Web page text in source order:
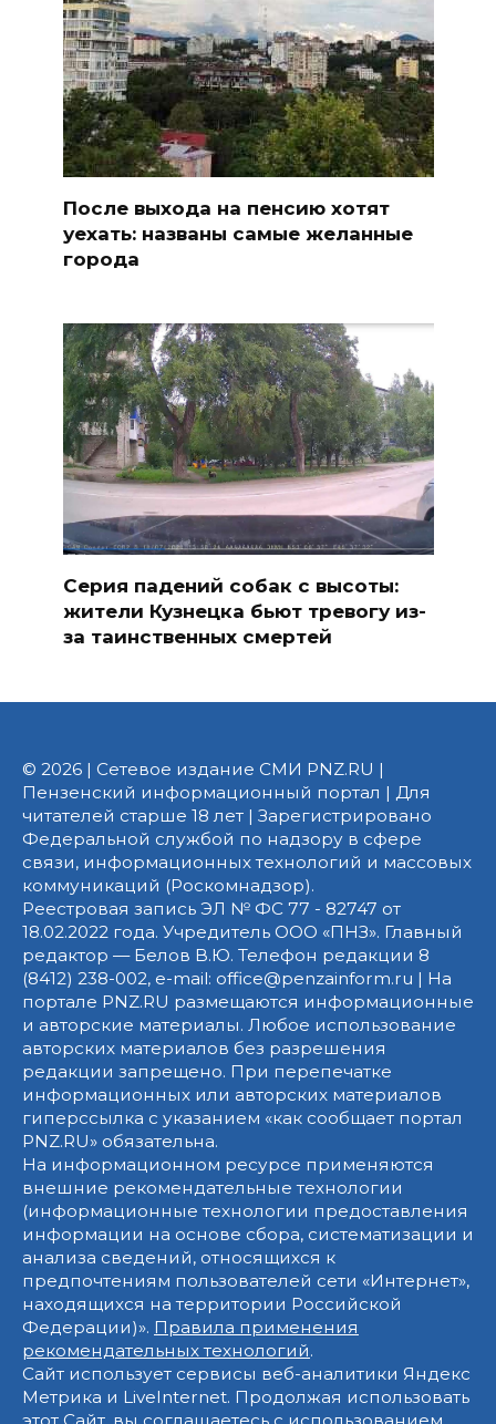
После выхода на пенсию хотят
уехать: названы самые желанные
города
Серия падений собак с высоты:
жители Кузнецка бьют тревогу из-
за таинственных смертей
© 2026 | Сетевое издание СМИ PNZ.RU |
Пензенский информационный портал | Для
читателей старше 18 лет | Зарегистрировано
Федеральной службой по надзору в сфере
связи, информационных технологий и массовых
коммуникаций (Роскомнадзор).
Реестровая запись ЭЛ № ФС 77 - 82747 от
18.02.2022 года. Учредитель ООО «ПНЗ». Главный
редактор — Белов В.Ю. Телефон редакции 8
(8412) 238-002, e-mail: office@penzainform.ru | На
портале PNZ.RU размещаются информационные
и авторские материалы. Любое использование
авторских материалов без разрешения
редакции запрещено. При перепечатке
информационных или авторских материалов
гиперссылка с указанием «как сообщает портал
PNZ.RU» обязательна.
На информационном ресурсе применяются
внешние рекомендательные технологии
(информационные технологии предоставления
информации на основе сбора, систематизации и
анализа сведений, относящихся к
предпочтениям пользователей сети «Интернет»,
находящихся на территории Российской
Федерации)». Правила применения
рекомендательных технологий.
Сайт использует сервисы веб-аналитики Яндекс
Метрика и LiveInternet. Продолжая использовать